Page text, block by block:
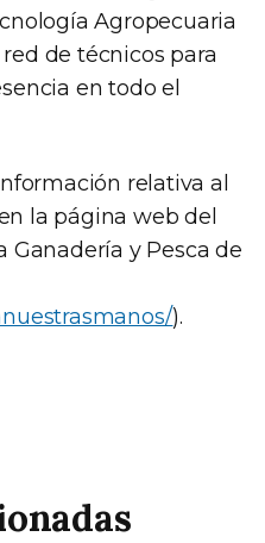
Agropecuaria
de técnicos para
en todo el
relativa al
la página web del
y Pesca de
).